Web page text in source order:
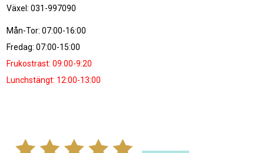
Växel: 031-997090
Mån-Tor: 07:00-16:00
Fredag: 07:00-15:00
Frukostrast: 09:00-9:20
Lunchstängt: 12:00-13:00